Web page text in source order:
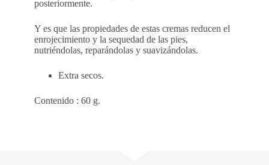
posteriormente.
Y es que las propiedades de estas cremas reducen el
enrojecimiento y la sequedad de las pies,
nutriéndolas, reparándolas y suavizándolas.
Extra secos.
Contenido : 60 g.